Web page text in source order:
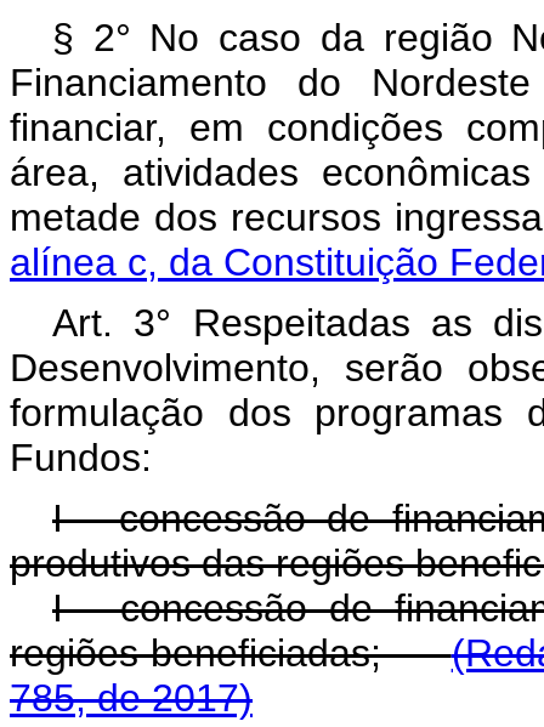
§ 2° No caso da região
Financiamento do
financiar, em condições
área, atividades
metade dos recursos
alínea c, da Constituição
Art. 3° Respeitadas as
Desenvolvimento, serão
formulação dos programas
Fundos:
I - concessão de
produtivos das regiões
I - concessão de
regiões beneficiadas;
785, de 2017)